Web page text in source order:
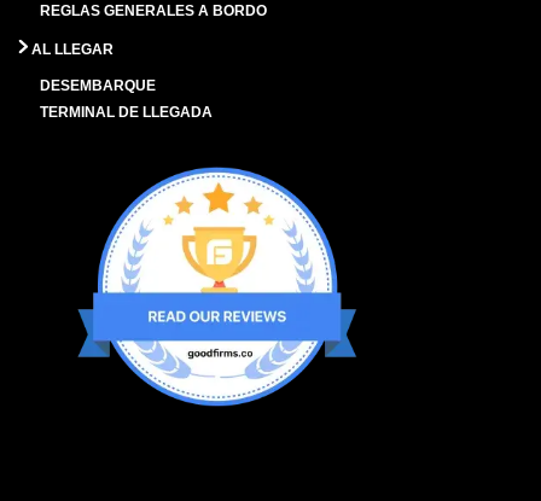
REGLAS GENERALES A BORDO
AL LLEGAR
DESEMBARQUE
TERMINAL DE LLEGADA